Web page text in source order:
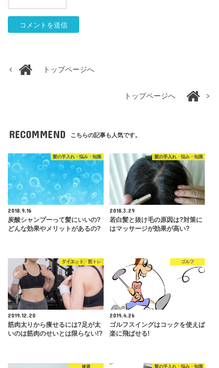
トップページへ
トップページへ
RECOMMEND こちらの記事も人気です。
髪の手入れ・悩み・知識
2018.9.16
炭酸シャンプーって髪にいいの?
どんな効果やメリットがあるの?
髪の手入れ・悩み・知識
2018.3.29
若白髪と抜け毛の原因は?対策に
はマッサージが効果が高い?
ダイエット・筋トレ
2019.12.20
筋肉太りから痩せるには?足が太
いのは筋肉のせいとは限らない!?
ゴルフ
2019.4.26
ゴルフスイングはコックを使えば
楽に飛ばせる!
健康 髪の手入れ・悩み・知識